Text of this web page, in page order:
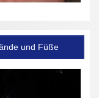
und Füße